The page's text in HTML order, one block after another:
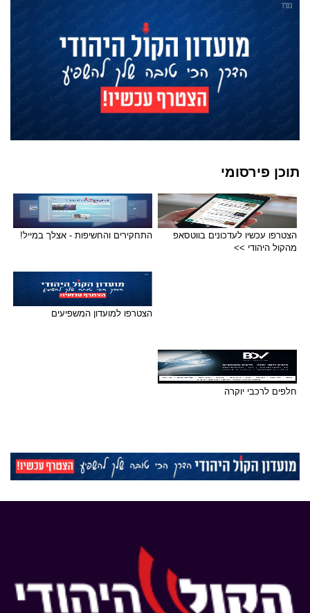
תוכן פירסומי
הצטרפו עכשיו לעדכונים בווטסאפ
מהקול היהודי >>
התחקירים והחשיפות - אצלך במייל!
הצטרפו למועדון המשפיעים
חלפים לרכבי יוקרה